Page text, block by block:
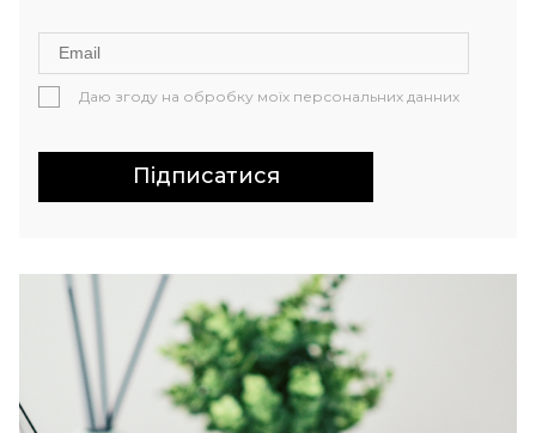
Даю згоду на обробку моїх персональних данних
Підписатися